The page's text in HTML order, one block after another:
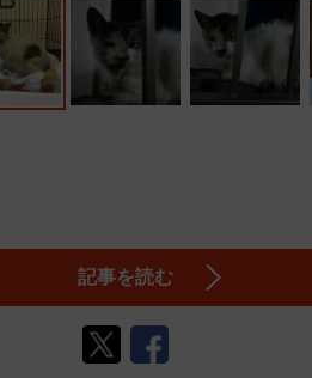
記事を読む